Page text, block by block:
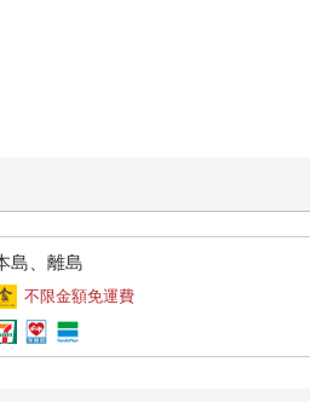
島、離島
不限金額免運費